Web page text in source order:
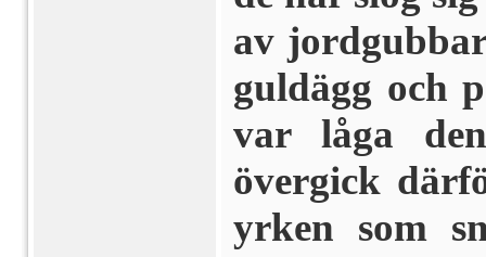
av
guldägg och
var låga
övergick
yrken som